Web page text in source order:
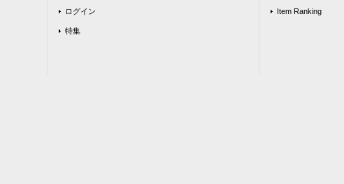
ログイン
特集
Item Ranking